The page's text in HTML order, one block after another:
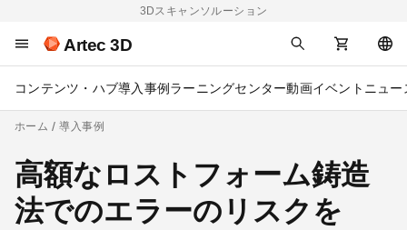
3Dスキャンソルーション
Artec 3D
コンテンツ・ハブ導入事例 ラーニングセンター動画イベント ニュー
ホーム 導入事例
高額なロストフォーム鋳造
法でのエラーのリスクを